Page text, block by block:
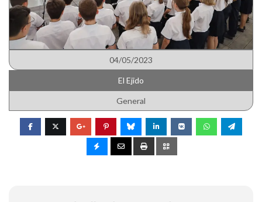
04/05/2023
El Ejido
General